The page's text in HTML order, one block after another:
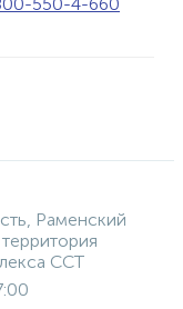
Раменский
ССТ